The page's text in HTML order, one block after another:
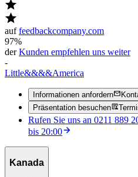
auffeedbackcompany.com
97%
derKunden empfehlen uns weiter
-
Little&&&&America
Informationen anfordern
Präsentation besuchen
Rufen Sie uns an 0211 889
bis 20:00
Kanada